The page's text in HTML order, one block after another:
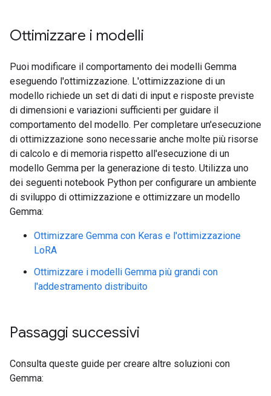
Ottimizzare i modelli
Puoi modificare il comportamento dei modelli Gemma
eseguendo l'ottimizzazione. L'ottimizzazione di un
modello richiede un set di dati di input e risposte previste
di dimensioni e variazioni sufficienti per guidare il
comportamento del modello. Per completare un'esecuzione
di ottimizzazione sono necessarie anche molte più risorse
di calcolo e di memoria rispetto all'esecuzione di un
modello Gemma per la generazione di testo. Utilizza uno
dei seguenti notebook Python per configurare un ambiente
di sviluppo di ottimizzazione e ottimizzare un modello
Gemma:
Ottimizzare Gemma con Keras e l'ottimizzazione
LoRA
Ottimizzare i modelli Gemma più grandi con
l'addestramento distribuito
Passaggi successivi
Consulta queste guide per creare altre soluzioni con
Gemma: